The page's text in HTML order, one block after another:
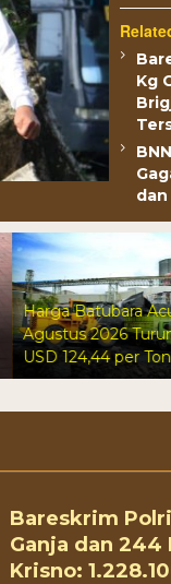
Kg
dan
Acuan
Turun Jadi
per Ton
Bareskrim
Ganja dan 244
Krisno: